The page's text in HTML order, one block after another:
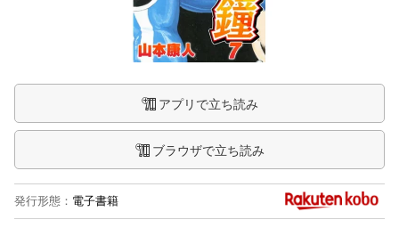
アプリで立ち読み
ブラウザで立ち読み
発行形態 ： 電子書籍